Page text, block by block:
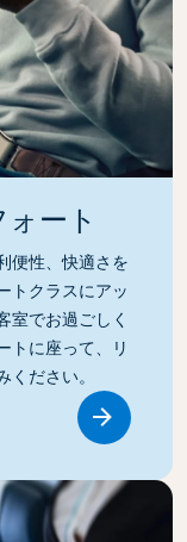
ート
便性、快適さを
トクラスにアッ
室でお過ごしく
トに座って、リ
ださい。